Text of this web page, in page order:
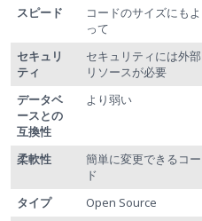
スピード
コードのサイズにもよ
って
セキュリ
ティ
セキュリティには外部
リソースが必要
データベ
ースとの
互換性
より弱い
柔軟性
簡単に変更できるコー
ド
タイプ Open Source